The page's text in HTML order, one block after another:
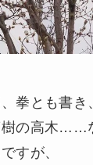
拳とも書き
樹の高木……
すが、